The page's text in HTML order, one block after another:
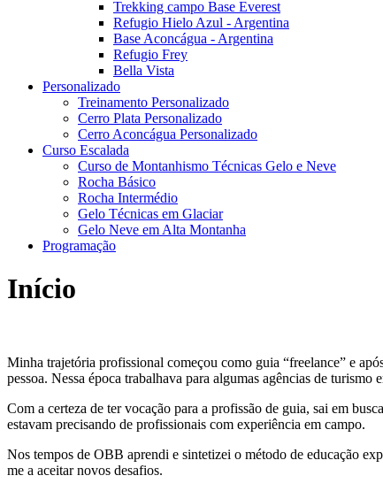
Trekking campo Base Everest
Refugio Hielo Azul - Argentina
Base Aconcágua - Argentina
Refugio Frey
Bella Vista
Personalizado
Treinamento Personalizado
Cerro Plata Personalizado
Cerro Aconcágua Personalizado
Curso Escalada
Curso de Montanhismo Técnicas Gelo e Neve
Rocha Básico
Rocha Intermédio
Gelo Técnicas em Glaciar
Gelo Neve em Alta Montanha
Programação
Início
Minha trajetória profissional começou como guia “freelance” e
pessoa. Nessa época trabalhava para algumas agências de
Com a certeza de ter vocação para a profissão de guia, sai em
estavam precisando de profissionais com experiência em campo.
Nos tempos de OBB aprendi e sintetizei o método de educação
me a aceitar novos desafios.